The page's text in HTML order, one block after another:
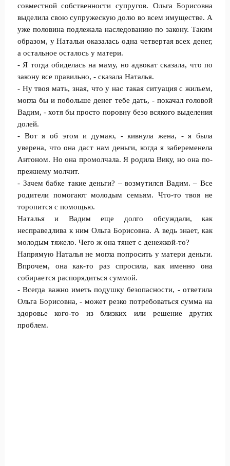
совместной собственности супругов. Ольга Борисовна
выделила свою супружескую долю во всем имуществе. А
уже половина подлежала наследованию по закону. Таким
образом, у Натальи оказалась одна четвертая всех денег,
а остальное осталось у матери.
- Я тогда обиделась на маму, но адвокат сказала, что по
закону все правильно, - сказала Наталья.
- Ну твоя мать, зная, что у нас такая ситуация с жильем,
могла бы и побольше денег тебе дать, - покачал головой
Вадим, - хотя бы просто поровну безо всякого выделения
долей.
- Вот я об этом и думаю, - кивнула жена, - я была
уверена, что она даст нам деньги, когда я забеременела
Антоном. Но она промолчала. Я родила Вику, но она по-
прежнему молчит.
- Зачем бабке такие деньги? – возмутился Вадим. – Все
родители помогают молодым семьям. Что-то твоя не
торопится с помощью.
Наталья и Вадим еще долго обсуждали, как
несправедлива к ним Ольга Борисовна. А ведь знает, как
молодым тяжело. Чего ж она тянет с денежкой-то?
Напрямую Наталья не могла попросить у матери деньги.
Впрочем, она как-то раз спросила, как именно она
собирается распорядиться суммой.
- Всегда важно иметь подушку безопасности, - ответила
Ольга Борисовна, - может резко потребоваться сумма на
здоровье кого-то из близких или решение других
проблем.